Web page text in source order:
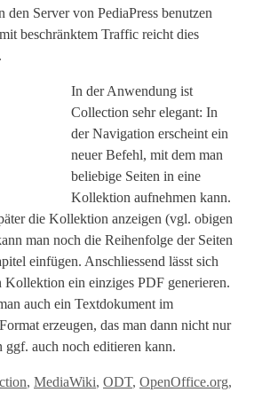
den Server von PediaPress benutzen
beschränktem Traffic reicht dies
In der Anwendung ist
Collection sehr elegant: In
der Navigation erscheint ein
neuer Befehl, mit dem man
beliebige Seiten in eine
Kollektion aufnehmen kann.
die Kollektion anzeigen (vgl. obigen
man noch die Reihenfolge der Seiten
einfügen. Anschliessend lässt sich
Kollektion ein einziges PDF generieren.
auch ein Textdokument im
erzeugen, das man dann nicht nur
ggf. auch noch editieren kann.
, MediaWiki, ODT, OpenOffice.org,